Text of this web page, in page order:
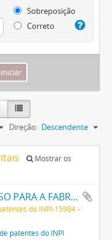
Sobreposição
Correto
Direção: Descendente
Mostrar os
UM NOVO PROCESSO PARA A FABRICAÇÃO DE TINTAS EM PÓ POR MEIO DA PRECIPITAÇÃO E FIXAÇÃO DE TINTAS ANILINAS SOBRE CORPOS MINERAES
do INPI-15984
patentes do INPI